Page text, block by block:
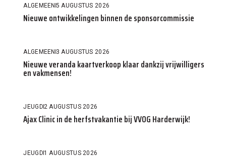
ALGEMEEN5 AUGUSTUS 2026
Nieuwe ontwikkelingen binnen de sponsorcommissie
ALGEMEEN3 AUGUSTUS 2026
Nieuwe veranda kaartverkoop klaar dankzij vrijwilligers
en vakmensen!
JEUGD2 AUGUSTUS 2026
Ajax Clinic in de herfstvakantie bij VVOG Harderwijk!
JEUGD1 AUGUSTUS 2026